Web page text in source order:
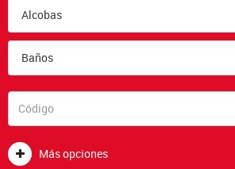
Más opciones